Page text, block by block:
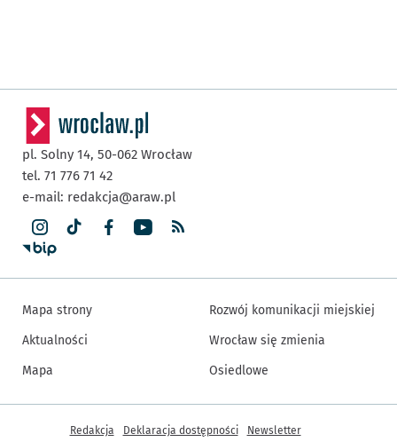
pl. Solny 14, 50-062 Wrocław
tel. 71 776 71 42
e-mail: redakcja@araw.pl
Mapa strony
Aktualności
Mapa
Rozwój komunikacji miejskiej
Wrocław się zmienia
Osiedlowe
Inne informacje
Redakcja Deklaracja dostępności Newsletter